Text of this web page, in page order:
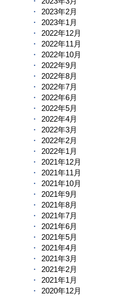
2023年2月
2023年1月
2022年12月
2022年11月
2022年10月
2022年9月
2022年8月
2022年7月
2022年6月
2022年5月
2022年4月
2022年3月
2022年2月
2022年1月
2021年12月
2021年11月
2021年10月
2021年9月
2021年8月
2021年7月
2021年6月
2021年5月
2021年4月
2021年3月
2021年2月
2021年1月
2020年12月